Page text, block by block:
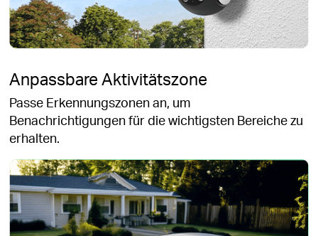
Anpassbare Aktivitätszone
Passe Erkennungszonen an, um
Benachrichtigungen für die wichtigsten Bereiche zu
erhalten.